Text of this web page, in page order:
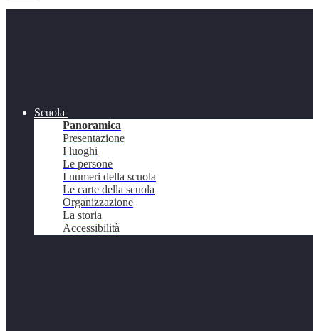
Scuola
Panoramica
Presentazione
I luoghi
Le persone
I numeri della scuola
Le carte della scuola
Organizzazione
La storia
Accessibilità